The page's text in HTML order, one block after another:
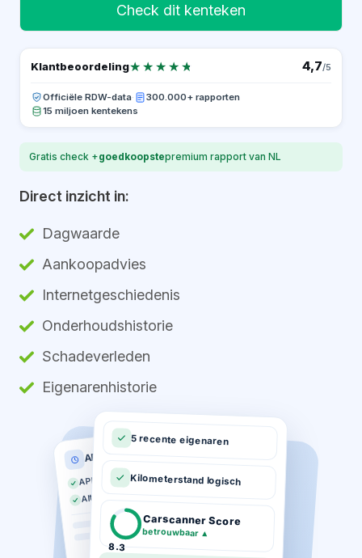
Check dit kenteken
Klantbeoordeling★★★★★
★★★★★ 4,7/5
Officiële RDW-data·
300.000+ rapporten
15 miljoen kentekens
Gratis check +goedkoopstepremium rapport van NL
Direct inzicht in:
Dagwaarde
Aankoopadvies
Internetgeschiedenis
Onderhoudshistorie
Schadeverleden
Eigenarenhistorie
APK historie
APK geldig tot 03-2026
Altijd op tijd gekeurd
5 recente eigenaren
Kilometerstand logisch
8.3
Carscanner Score
betrouwbaar ▲